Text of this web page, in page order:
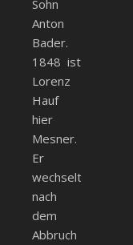
Sohn
Anton
Bader.
1848 ist
Lorenz
Hauf
hier
Mesner.
Er
wechselt
nach
dem
Abbruch